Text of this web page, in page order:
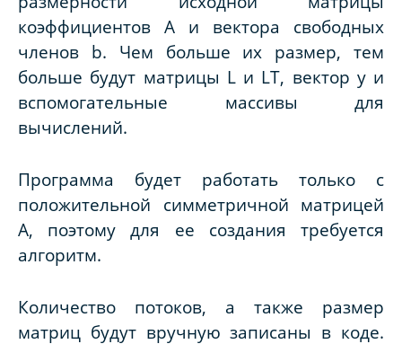
коэффициентов A и вектора свободных
членов b. Чем больше их размер, тем
больше будут матрицы Lи LT, вектор yи
вспомогательные массивы для
вычислений.
Программа будет работать только с
положительной симметричной матрицей
A, поэтому для ее создания требуется
алгоритм.
Количество потоков, а также размер
матриц будут вручную записаны в коде.